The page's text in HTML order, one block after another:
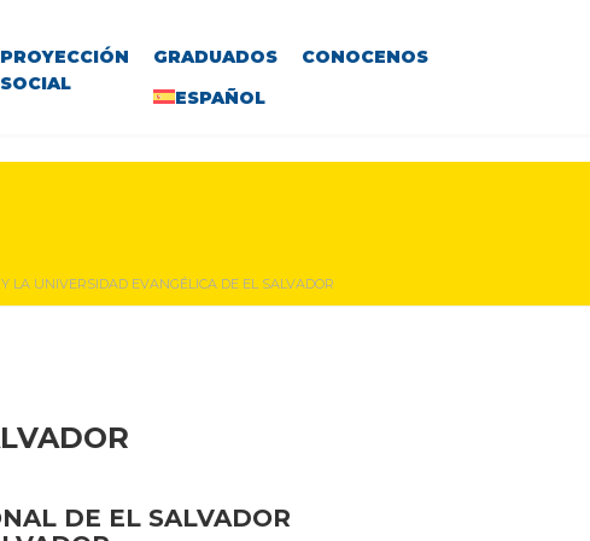
PROYECCIÓN
SOCIAL
GRADUADOS
CONOCENOS
ESPAÑOL
LA UNIVERSIDAD EVANGÉLICA DE EL SALVADOR
DE EL SALVADOR